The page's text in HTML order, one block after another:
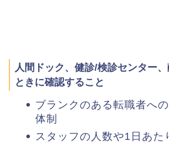
人間ドック、健診/検診センター
ときに確認すること
ブランクのある転職者へ
体制
スタッフの人数や1日あた